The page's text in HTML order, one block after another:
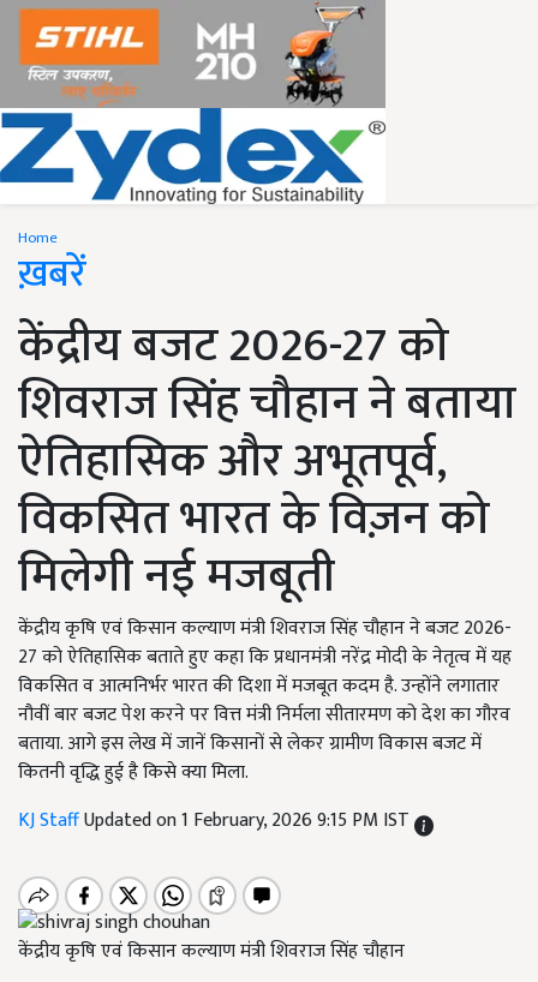
Home
ख़बरें
केंद्रीय बजट 2026-27 को
शिवराज सिंह चौहान ने बताया
ऐतिहासिक और अभूतपूर्व,
विकसित भारत के विज़न को
मिलेगी नई मजबूती
केंद्रीय कृषि एवं किसान कल्याण मंत्री शिवराज सिंह चौहान ने बजट 2026-
27 को ऐतिहासिक बताते हुए कहा कि प्रधानमंत्री नरेंद्र मोदी के नेतृत्व में यह
विकसित व आत्मनिर्भर भारत की दिशा में मजबूत कदम है. उन्होंने लगातार
नौवीं बार बजट पेश करने पर वित्त मंत्री निर्मला सीतारमण को देश का गौरव
बताया. आगे इस लेख में जानें किसानों से लेकर ग्रामीण विकास बजट में
कितनी वृद्धि हुई है किसे क्या मिला.
KJ StaffUpdated on 1 February, 2026 9:15 PM IST
केंद्रीय कृषि एवं किसान कल्याण मंत्री शिवराज सिंह चौहान